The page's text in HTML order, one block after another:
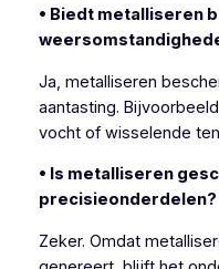
• Biedt metalliseren
Ja, metalliseren
aantasting.
vocht of wisselende
• Is metalliseren
precisieonderdelen?
Zeker. Omdat